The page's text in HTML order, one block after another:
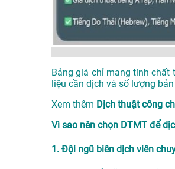
Bảng giá chỉ mang tính
liệu cần dịch và số lượng
Xem thêm Dịch thuật công
Vì sao nên chọn DTMT để
1. Đội ngũ biên dịch viên